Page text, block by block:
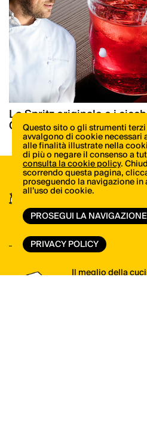
Lo Spritz originale e i
Caffè Quadri dal 1778
Scopri tutte le
ItaliaSquisita
VAI ALLO SHOP
Il meglio della
Questo sito o gli strumenti
avvalgono di cookie necessari
alle finalità illustrate nella
di più o negare il consenso a
consulta la cookie policy.
scorrendo questa pagina,
proseguendo la navigazione
all’uso dei cookie.
PROSEGUI LA NAVIGAZIONE
PRIVACY POLICY